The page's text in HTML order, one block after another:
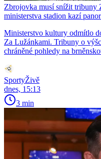
Zbrojovka musí snížit tribuny
ministerstva stadion kazí
Ministerstvo kultury odmítlo
Za Lužánkami. Tribuny o
chráněné pohledy na
SportyŽivě
dnes, 15:13
3 min